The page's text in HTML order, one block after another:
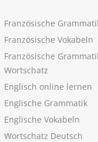
Französische
Französische Vokabeln
Französische
Wortschatz
Englisch online lernen
Englische Grammatik
Englische Vokabeln
Wortschatz Deutsch